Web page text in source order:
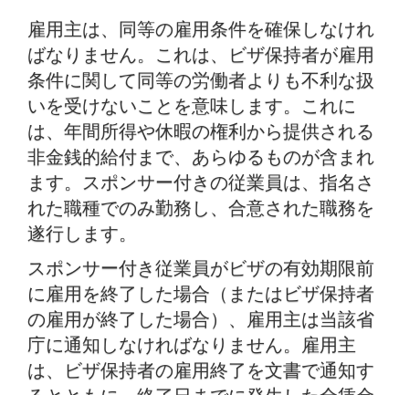
雇用主は、同等の雇用条件を確保しなけれ
ばなりません。これは、ビザ保持者が雇用
条件に関して同等の労働者よりも不利な扱
いを受けないことを意味します。これに
は、年間所得や休暇の権利から提供される
非金銭的給付まで、あらゆるものが含まれ
ます。スポンサー付きの従業員は、指名さ
れた職種でのみ勤務し、合意された職務を
遂行します。
スポンサー付き従業員がビザの有効期限前
に雇用を終了した場合（またはビザ保持者
の雇用が終了した場合）、雇用主は当該省
庁に通知しなければなりません。雇用主
は、ビザ保持者の雇用終了を文書で通知す